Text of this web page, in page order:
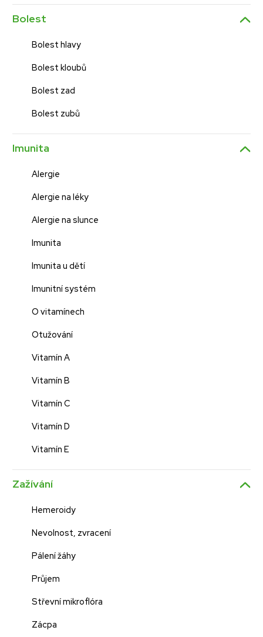
Bolest
Bolest hlavy
Bolest kloubů
Bolest zad
Bolest zubů
Imunita
Alergie
Alergie na léky
Alergie na slunce
Imunita
Imunita u dětí
Imunitní systém
O vitamínech
Otužování
Vitamín A
Vitamín B
Vitamín C
Vitamín D
Vitamín E
Zažívání
Hemeroidy
Nevolnost, zvracení
Pálení žáhy
Průjem
Střevní mikroflóra
Zácpa